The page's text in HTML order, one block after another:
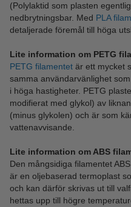
(Polylaktid som plasten
nedbrytningsbar. Med PLA
detaljerade föremål till höga
Lite information om PETG
PETG filamentet är ett mycket
samma användarvänlighet
i höga hastigheter. PETG
modifierat med glykol) av
(minus glykolen) och är som
vattenavvisande.
Lite information om ABS
Den mångsidiga filamentet
är en oljebaserad termoplast
och kan därför skrivas ut till
hettas upp till högre